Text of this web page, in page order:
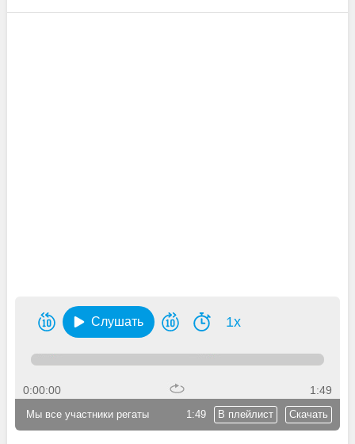
Слушать 1x
0:00:00 1:49
1:49 В плейлист Скачать
Мы все участники регаты